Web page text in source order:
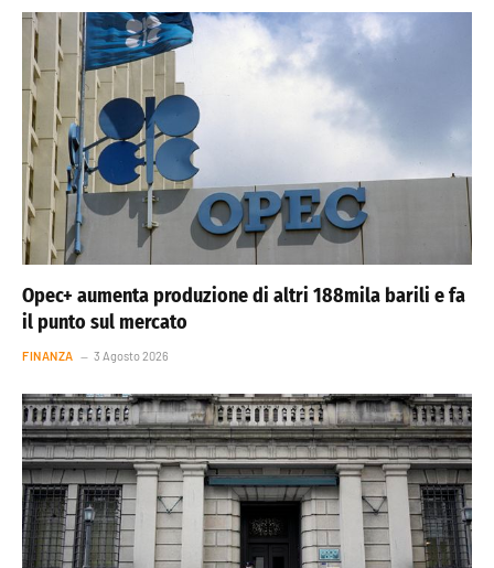
Opec+ aumenta produzione di altri 188mila barili e fa
il punto sul mercato
FINANZA 3 Agosto 2026